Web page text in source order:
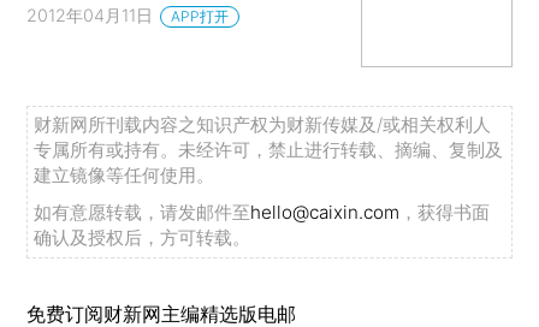
2012年04月11日 APP打开
财新网所刊载内容之知识产权为财新传媒及/或相关权利人
专属所有或持有。未经许可，禁止进行转载、摘编、复制及
建立镜像等任何使用。
如有意愿转载，请发邮件至hello@caixin.com ，获得书面
确认及授权后，方可转载。
免费订阅财新网主编精选版电邮